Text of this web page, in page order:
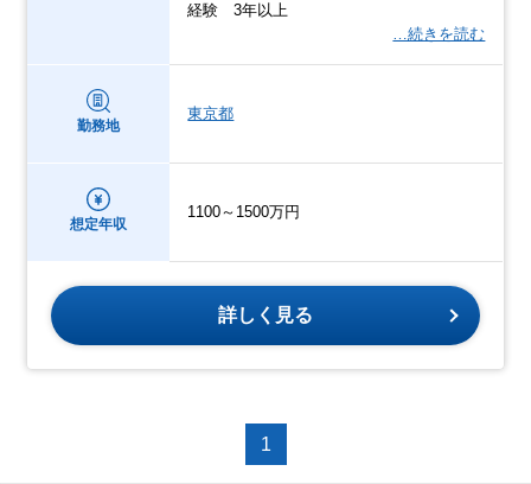
経験 3年以上
…続きを読む
勤務地
東京都
想定年収
1100～1500万円
詳しく見る
1